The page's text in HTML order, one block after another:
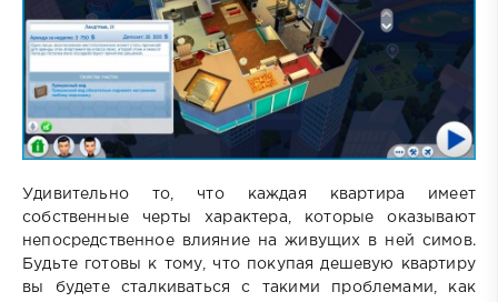
Удивительно то, что каждая квартира имеет
собственные черты характера, которые оказывают
непосредственное влияние на живущих в ней симов.
Будьте готовы к тому, что покупая дешевую квартиру
вы будете сталкиваться с такими проблемами, как